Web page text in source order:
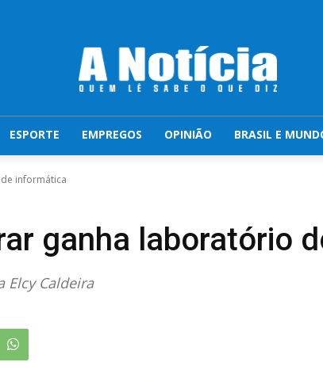
ESPORTE EMPREGOS OPINIÃO BRASIL E
informática
ganha laboratório
Elcy Caldeira